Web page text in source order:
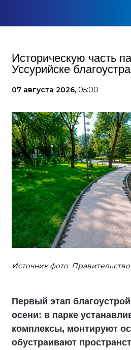
Историческую часть
Уссурийске
07 августа 2026, 05:00
Источник фото:
Первый этап
осени: в парке
комплексы, монтируют
обустраивают